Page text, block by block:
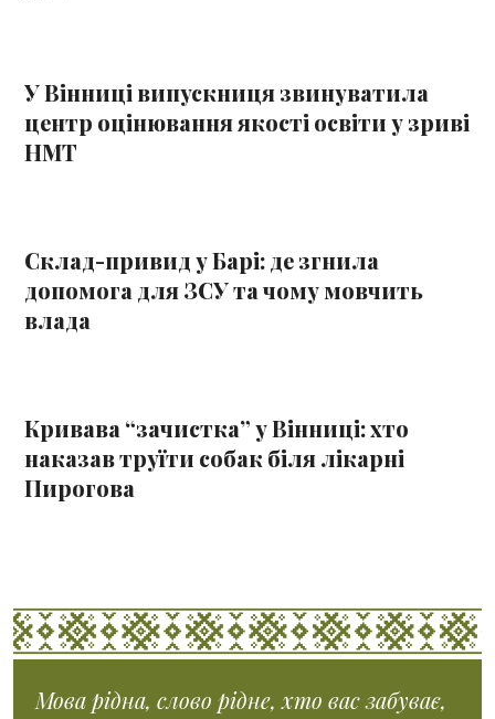
У Вінниці випускниця звинуватила
центр оцінювання якості освіти у зриві
НМТ
Склад-привид у Барі: де згнила
допомога для ЗСУ та чому мовчить
влада
Кривава “зачистка” у Вінниці: хто
наказав труїти собак біля лікарні
Пирогова
Мова рідна, слово рідне, хто вас забуває,